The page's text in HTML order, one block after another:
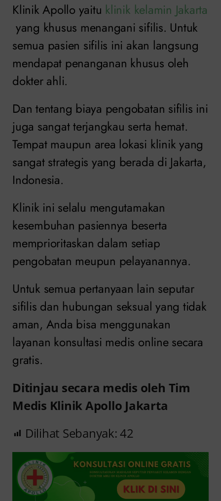
Klinik Apollo yaitu klinik kelamin Jakarta
yang khusus menangani sifilis. Untuk
semua pasien sifilis ini akan langsung
mendapat penanganan khusus oleh
dokter ahli.
Dan tentang biaya pengobatan sifilis ini
juga sangat terjangkau serta hemat.
Tempat maupun area lokasi klinik yang
sangat strategis yang berada di Jakarta,
Indonesia.
Klinik ini selalu mengutamakan
kesembuhan pasiennya beserta
memprioritaskan dalam setiap
pengobatan meupun pelayanannya.
Untuk semua pertanyaan lain seputar
sifilis dan hubungan seksual yang tidak
aman, Anda bisa menggunakan
layanan konsultasi medis online secara
gratis.
Ditinjau secara medis oleh Tim
Medis Klinik Apollo Jakarta
Dilihat Sebanyak:42